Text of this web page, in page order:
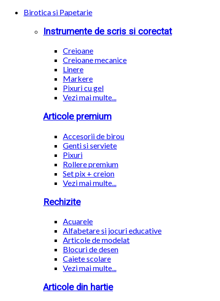
Birotica si Papetarie
Instrumente de scris si corectat
Creioane
Creioane mecanice
Linere
Markere
Pixuri cu gel
Vezi mai multe...
Articole premium
Accesorii de birou
Genti si serviete
Pixuri
Rollere premium
Set pix + creion
Vezi mai multe...
Rechizite
Acuarele
Alfabetare si jocuri educative
Articole de modelat
Blocuri de desen
Caiete scolare
Vezi mai multe...
Articole din hartie